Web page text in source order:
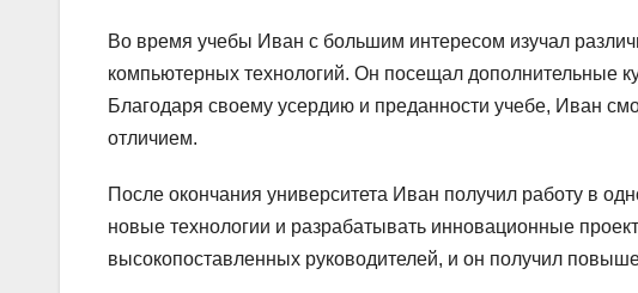
Во время учебы Иван с большим интересом изучал
компьютерных технологий. Он посещал дополнительные
Благодаря своему усердию и преданности учебе, Иван
отличием.
После окончания университета Иван получил работу в
новые технологии и разрабатывать инновационные
высокопоставленных руководителей, и он получил